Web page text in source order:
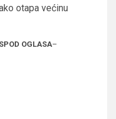
otapa većinu
OGLASA–